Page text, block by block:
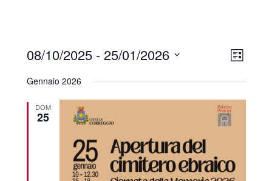
Views
Event
Views
List
08/10/2025 - 25/01/2026
date.
Gennaio 2026
DOM
25